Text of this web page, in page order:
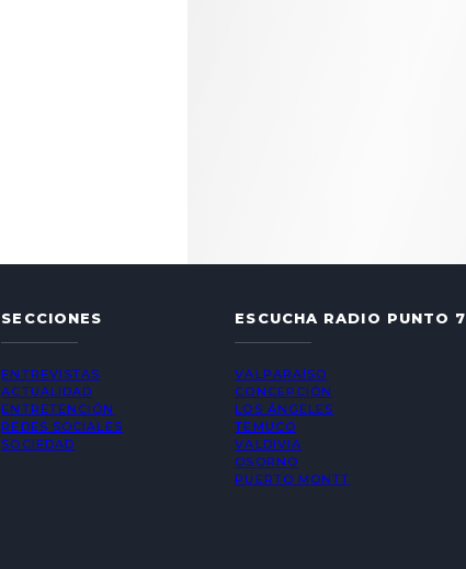
SECCIONES
ENTREVISTAS
ACTUALIDAD
ENTRETENCIÓN
REDES SOCIALES
SOCIEDAD
ESCUCHA RADIO PUNTO 7
VALPARAÍSO
CONCEPCIÓN
LOS ÁNGELES
TEMUCO
VALDIVIA
OSORNO
PUERTO MONTT